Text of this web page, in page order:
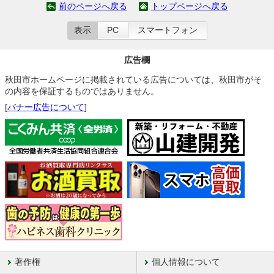
前のページへ戻る トップページへ戻る
表示 PC スマートフォン
広告欄
秋田市ホームページに掲載されている広告については、秋田市がそ
の内容を保証するものではありません。
[バナー広告について]
著作権 個人情報について